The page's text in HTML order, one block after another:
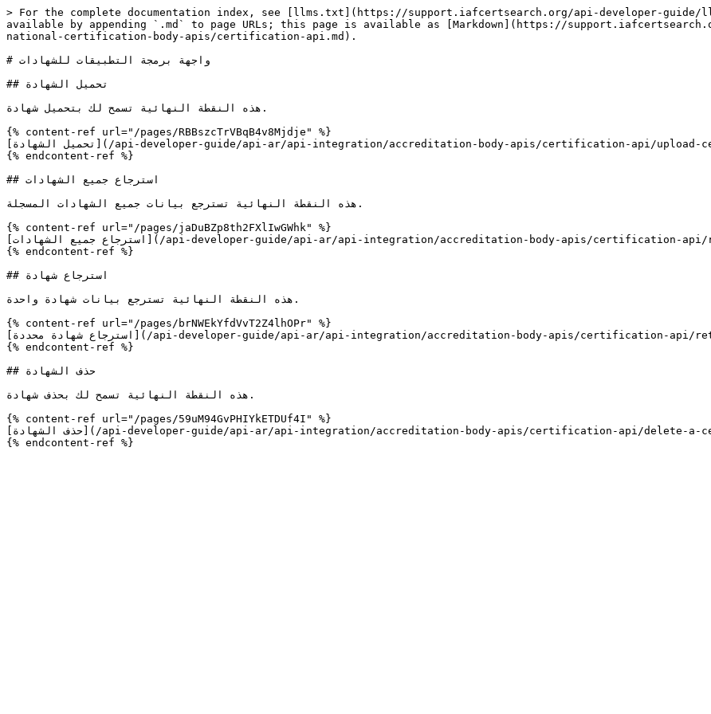
> For the complete documentation index, see [llms.txt](https://support.iafcertsearch.org/api-developer-guide/
available by appending `.md` to page URLs; this page is available as [Markdown](https://
national-certification-body-apis/certification-api.md).
# واجهة برمجة التطبيقات للشهادات
## تحميل الشهادة
هذه النقطة النهائية تسمح لك بتحميل شهادة.
{% content-ref url="/pages/RBBszcTrVBqB4v8Mjdje" %}
{% endcontent-ref %}
## استرجاع جميع الشهادات
هذه النقطة النهائية تسترجع بيانات جميع الشهادات المسجلة.
{% content-ref url="/pages/jaDuBZp8th2FXlIwGWhk" %}
{% endcontent-ref %}
## استرجاع شهادة
هذه النقطة النهائية تسترجع بيانات شهادة واحدة.
{% content-ref url="/pages/brNWEkYfdVvT2Z4lhOPr" %}
{% endcontent-ref %}
## حذف الشهادة
هذه النقطة النهائية تسمح لك بحذف شهادة.
{% content-ref url="/pages/59uM94GvPHIYkETDUf4I" %}